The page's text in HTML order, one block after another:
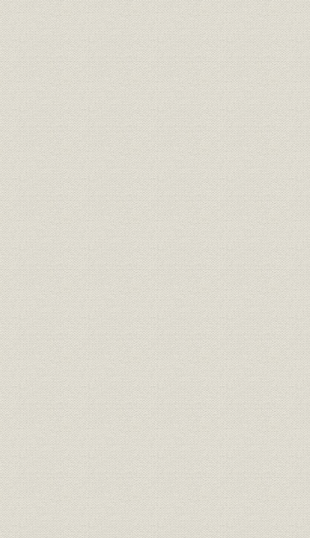
2. 宇宙開発
3. 国鉄新幹線と通信電子機器
4. 郵便の自動機械化
第3節 民需と輸出の伸長
1. 民需の伸長
2. 輸出の急伸
第2編 高度成長時代の発展
第1章 大型化、国際化への道
第1節 世界企業をめざして
第2節 輸出伸長と企業進出
1. 輸出伸長
2. 企業進出
第3節 生産体制の増強
1. 横浜工場の建設
2. 山梨工場の建設
3. 芝浦工場の増設
4. 地方工場の建設と生産マップの形成
第4節 売上高の増大
1. 電電公社